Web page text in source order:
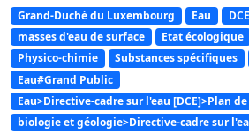
Grand-Duché du Luxembourg Eau DCE
masses d'eau de surface
Etat écologique
Physico-chimie
Substances spécifiques
Eau#Grand Public
Eau>Directive-cadre sur l'eau [DCE]>Plan
biologie et géologie>Directive-cadre sur